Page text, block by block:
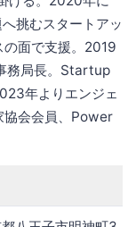
挑むスタートアッ
の面で支援。2019
務局長。Startup
年よりエンジェ
協会会員、Power